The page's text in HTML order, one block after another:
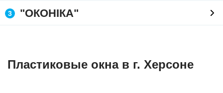
3 "ОКОНІКА"
Пластиковые окна в г. Херсоне